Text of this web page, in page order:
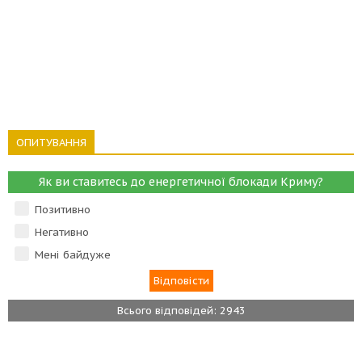
ОПИТУВАННЯ
Як ви ставитесь до енергетичної блокади Криму?
Позитивно
Негативно
Мені байдуже
Всього відповідей: 2943